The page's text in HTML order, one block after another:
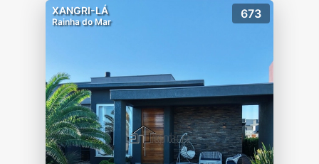
XANGRI-LÁ
Rainha do Mar
673